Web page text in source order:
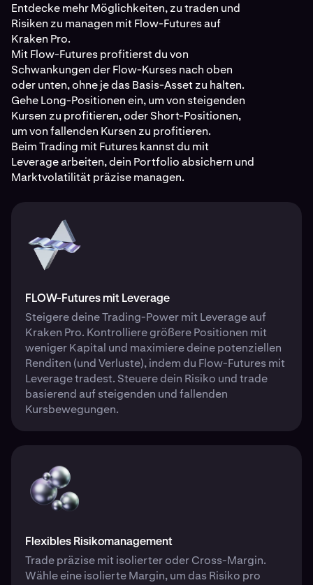
Entdecke mehr Möglichkeiten, zu traden und
Risiken zu managen mit Flow-Futures auf
Kraken Pro.
Mit Flow-Futures profitierst du von
Schwankungen der Flow-Kurses nach oben
oder unten, ohne je das Basis-Asset zu halten.
Gehe Long-Positionen ein, um von steigenden
Kursen zu profitieren, oder Short-Positionen,
um von fallenden Kursen zu profitieren.
Beim Trading mit Futures kannst du mit
Leverage arbeiten, dein Portfolio absichern und
Marktvolatilität präzise managen.
FLOW-Futures mit Leverage
Steigere deine Trading-Power mit Leverage auf
Kraken Pro. Kontrolliere größere Positionen mit
weniger Kapital und maximiere deine potenziellen
Renditen (und Verluste), indem du Flow-Futures mit
Leverage tradest. Steuere dein Risiko und trade
basierend auf steigenden und fallenden
Kursbewegungen.
Flexibles Risikomanagement
Trade präzise mit isolierter oder Cross-Margin.
Wähle eine isolierte Margin, um das Risiko pro